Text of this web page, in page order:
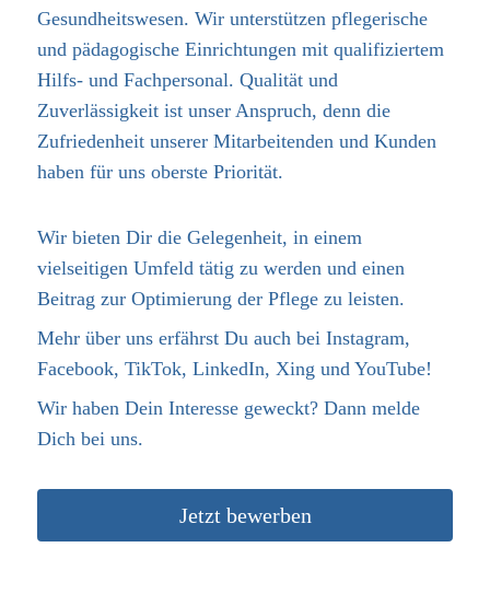
Gesundheitswesen. Wir unterstützen pflegerische
und pädagogische Einrichtungen mit qualifiziertem
Hilfs- und Fachpersonal. Qualität und
Zuverlässigkeit ist unser Anspruch, denn die
Zufriedenheit unserer Mitarbeitenden und Kunden
haben für uns oberste Priorität.
Wir bieten Dir die Gelegenheit, in einem
vielseitigen Umfeld tätig zu werden und einen
Beitrag zur Optimierung der Pflege zu leisten.
Mehr über uns erfährst Du auch bei Instagram,
Facebook, TikTok, LinkedIn, Xing und YouTube!
Wir haben Dein Interesse geweckt? Dann melde
Dich bei uns.
Jetzt bewerben